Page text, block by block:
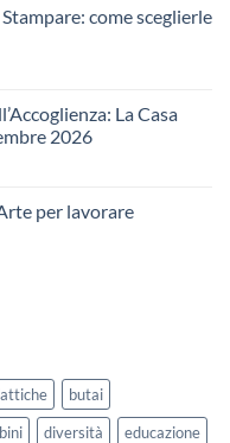
come sceglierle
La Casa
2026
per lavorare
butai
diversità
educazione